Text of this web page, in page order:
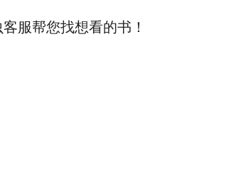
服帮您找想看的书！